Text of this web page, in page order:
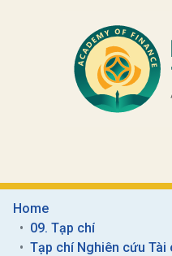
Home
09. Tạp chí
Tạp chí Nghiên cứu Tài